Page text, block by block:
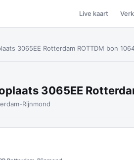
Live kaart
3065EE Rotterdam ROTTDM bon
3065EE
Rijnmond